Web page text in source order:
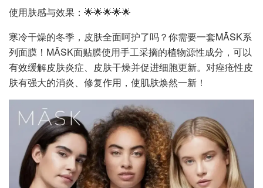
使用肤感与效果：🌟🌟🌟🌟🌟
寒冷干燥的冬季，皮肤全面呵护了吗？你需要一套MĀSK系
列面膜！MĀSK面贴膜使用手工采摘的植物源性成分，可以
有效缓解皮肤炎症、皮肤干燥并促进细胞更新。对痤疮性皮
肤有强大的消炎、修复作用，使肌肤焕然一新！